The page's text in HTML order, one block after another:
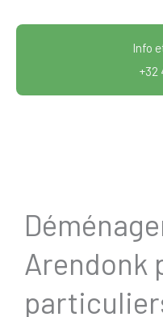
Info
+32
Arendonk